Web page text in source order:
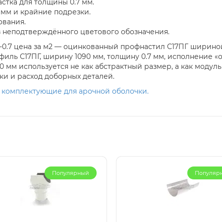
для толщины 0.7 мм.
и крайние подрезки.
цветового обозначения.
цена за м2 — оцинкованный профнастил С17ПГ
С17ПГ, ширину 1090 мм, толщину 0.7 мм, исполнение
используется не как абстрактный размер, а как
и расход доборных деталей.
для арочной оболочки.
Популярный